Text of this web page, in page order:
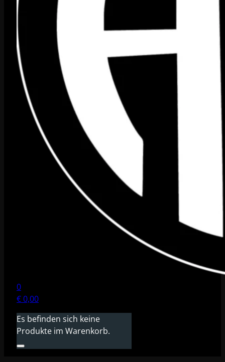
0
€0,00
Es befinden sich keine
Produkte im Warenkorb.